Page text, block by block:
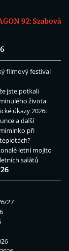
92: Szabová
filmový festival
jste potkali
života
úkazy 2026:
a další
při
letní mojito
salátů
27